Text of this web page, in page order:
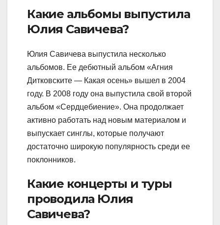
Какие альбомы выпустила
Юлия Савичева?
Юлия Савичева выпустила несколько
альбомов. Ее дебютный альбом «Агния
Дитковските — Какая осень» вышел в 2004
году. В 2008 году она выпустила свой второй
альбом «Сердцебиение». Она продолжает
активно работать над новым материалом и
выпускает синглы, которые получают
достаточно широкую популярность среди ее
поклонников.
Какие концерты и туры
проводила Юлия
Савичева?